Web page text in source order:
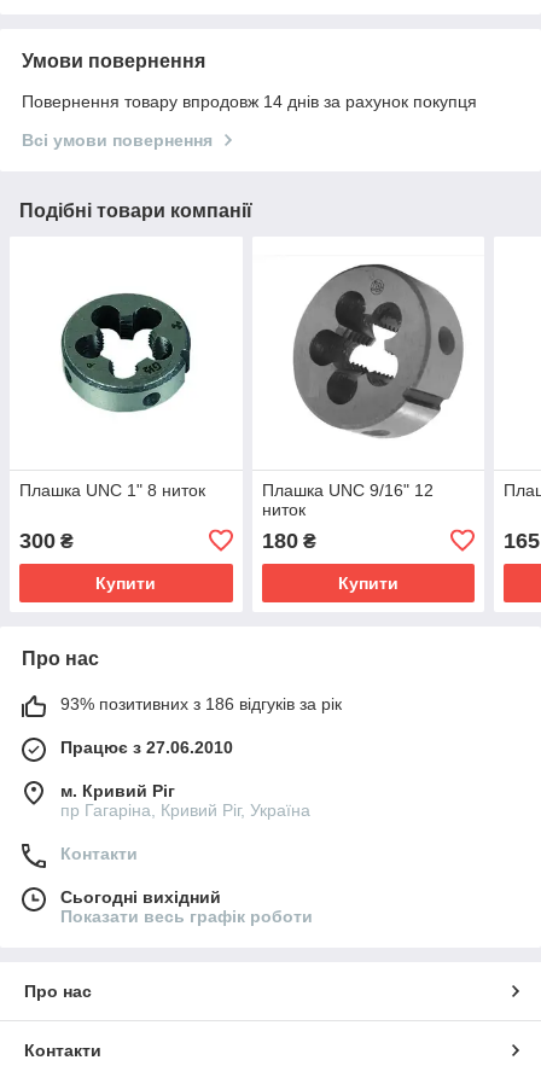
Умови повернення
Повернення товару впродовж 14 днів за рахунок покупця
Всі умови повернення
Подібні товари компанії
Плашка UNC 1" 8 ниток
300 ₴
Купити
Плашка UNC 9/16" 12
ниток
180₴
Купити
165
Про нас
93% позитивних з 186 відгуків за рік
Працює з 27.06.2010
м. Кривий Ріг
пр Гагаріна, Кривий Ріг, Україна
Контакти
Сьогодні вихідний
Показати весь графік роботи
Про нас
Контакти